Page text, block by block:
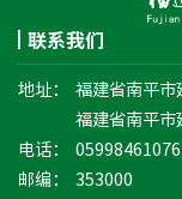
联系我们
地址：
福建省南平市
福建省南平市
电话：
邮编：
353000